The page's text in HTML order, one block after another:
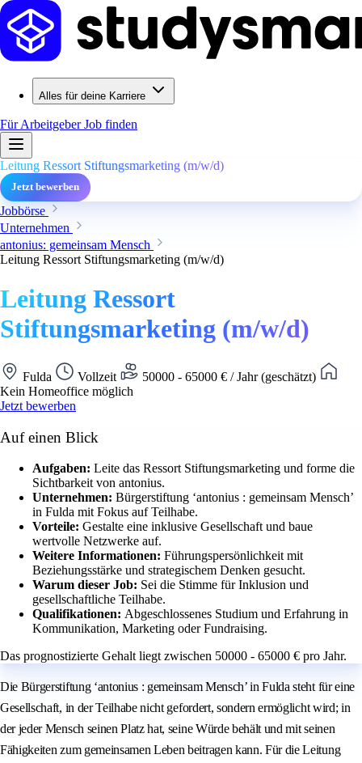
Alles für deine Karriere
Für ArbeitgeberJob finden
Leitung Ressort Stiftungsmarketing (m/w/d)
Jetzt bewerben
Jobbörse
Unternehmen
antonius: gemeinsam Mensch
Leitung Ressort Stiftungsmarketing (m/w/d)
Leitung Ressort
Stiftungsmarketing (m/w/d)
Fulda Vollzeit
50000 - 65000 € / Jahr (geschätzt)
Kein Homeoffice möglich
Jetzt bewerben
Auf einen Blick
Aufgaben: Leite das Ressort Stiftungsmarketing und forme die
Sichtbarkeit von antonius.
Unternehmen: Bürgerstiftung ‘antonius : gemeinsam Mensch’
in Fulda mit Fokus auf Teilhabe.
Vorteile: Gestalte eine inklusive Gesellschaft und baue
wertvolle Netzwerke auf.
Weitere Informationen: Führungspersönlichkeit mit
Beziehungsstärke und strategischem Denken gesucht.
Warum dieser Job: Sei die Stimme für Inklusion und
gesellschaftliche Teilhabe.
Qualifikationen: Abgeschlossenes Studium und Erfahrung in
Kommunikation, Marketing oder Fundraising.
Das prognostizierte Gehalt liegt zwischen 50000 - 65000 € pro Jahr.
Die Bürgerstiftung ‘antonius : gemeinsam Mensch’ in Fulda steht für eine
Gesellschaft, in der Teilhabe nicht gefordert, sondern ermöglicht wird; in
der jeder Mensch seinen Platz hat, seine Würde behält und mit seinen
Fähigkeiten zum gemeinsamen Leben beitragen kann. Für die Leitung